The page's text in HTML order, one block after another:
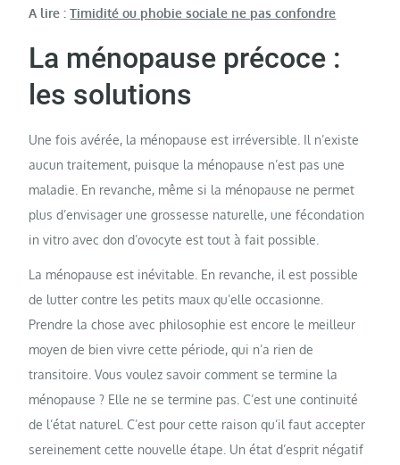
A lire :Timidité ou phobie sociale ne pas confondre
La ménopause précoce :
les solutions
Une fois avérée, la ménopause est irréversible. Il n’existe
aucun traitement, puisque la ménopause n’est pas une
maladie. En revanche, même si la ménopause ne permet
plus d’envisager une grossesse naturelle, une fécondation
in vitro avec don d’ovocyte est tout à fait possible.
La ménopause est inévitable. En revanche, il est possible
de lutter contre les petits maux qu’elle occasionne.
Prendre la chose avec philosophie est encore le meilleur
moyen de bien vivre cette période, qui n’a rien de
transitoire. Vous voulez savoir comment se termine la
ménopause ? Elle ne se termine pas. C’est une continuité
de l’état naturel. C’est pour cette raison qu’il faut accepter
sereinement cette nouvelle étape. Un état d’esprit négatif